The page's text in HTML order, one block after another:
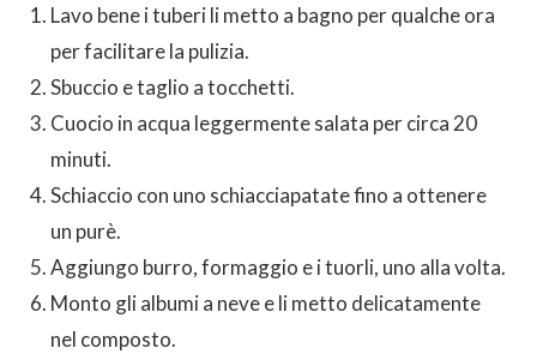
Lavo bene i tuberi li metto a bagno per qualche ora
per facilitare la pulizia.
Sbuccio e taglio a tocchetti.
Cuocio in acqua leggermente salata per circa 20
minuti.
Schiaccio con uno schiacciapatate fino a ottenere
un purè.
Aggiungo burro, formaggio e i tuorli, uno alla volta.
Monto gli albumi a neve e li metto delicatamente
nel composto.